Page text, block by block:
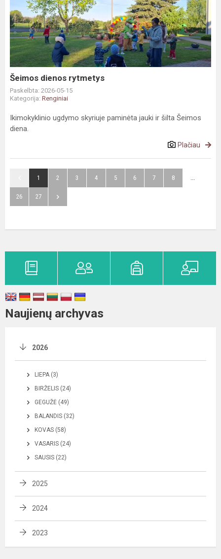
dienos
rytmetys
Šeimos dienos rytmetys
Paskelbta: 2026-05-15
Kategorija: Renginiai
Ikimokyklinio ugdymo skyriuje paminėta jauki ir šilta Šeimos
diena.
Plačiau
1 2 3 4 5 6 7 8 ...
26 27
Naujienų archyvas
2026
LIEPA (3)
BIRŽELIS (24)
GEGUŽĖ (49)
BALANDIS (32)
KOVAS (58)
VASARIS (24)
SAUSIS (22)
2025
2024
2023